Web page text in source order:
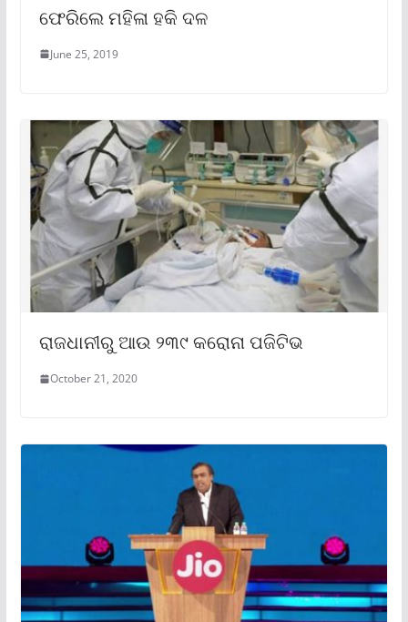
ଫେରିଲେ ମହିଳା ହକି ଦଳ
June 25, 2019
ରାଜଧାନୀରୁ ଆଉ ୨୩୯ କରୋନା ପଜିଟିଭ
October 21, 2020